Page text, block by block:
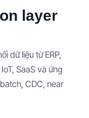
layer
dữ liệu từ ERP,
SaaS và ứng
CDC, near